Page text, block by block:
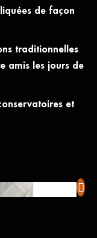
de façon
traditionnelles
amis les jours de
et